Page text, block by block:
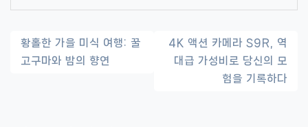
글
내
게
황홀한 가을 미식 여행: 꿀
고구마와 밤의 향연
4K 액션 카메라 S9R, 역
대급 가성비로 당신의 모
험을 기록하다